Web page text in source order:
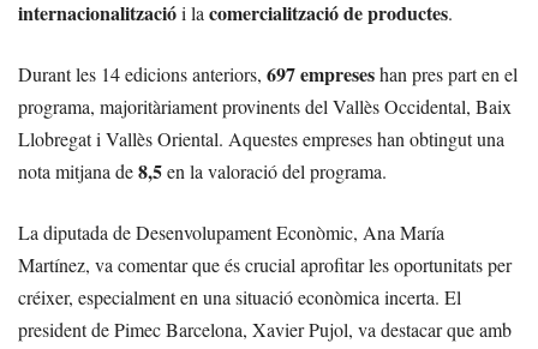
internacionalitzaciói la comercialització de productes.
Durant les 14 edicions anteriors, 697 empreseshan pres part en el
programa, majoritàriament provinents del Vallès Occidental, Baix
Llobregat i Vallès Oriental. Aquestes empreses han obtingut una
nota mitjana de8,5en la valoració del programa.
La diputada de Desenvolupament Econòmic, Ana María
Martínez, va comentar que és crucial aprofitar les oportunitats per
créixer, especialment en una situació econòmica incerta. El
president de Pimec Barcelona, Xavier Pujol, va destacar que amb